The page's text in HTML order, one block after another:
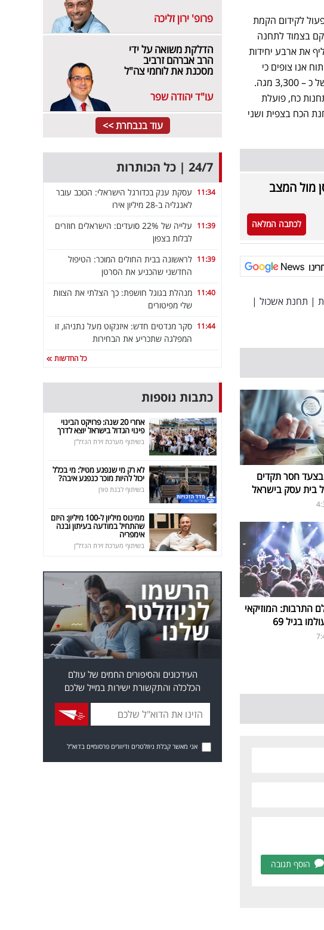
לפעול לקידום הקמת
יחידה ראשונה תוקם בצמוד לתחנה
יחידה שניה שתקום תחליף את ארבע יחידות
אנו צופים כי
בשנת 2030 נחזיק ונתפעל 6 יחידות ייצור מהמתקדמות והיעילות במשק עם הספק כולל של כ – 3,300 מגה.
כח, פועלת
הכח בצפית ושני
שקל: "חוסן מול המצב
לכתבה המלאה
| תחנת אשכול |
חסר תקדים
בית עסק בישראל
התרבות: המוזיקאי
בגיל 69
הוסף תגובה
פרופ' ירון זליכה
הדלקת משואה על ידי
הרב אברהם זרביב
מסכנת את לוחמי צה"ל
עו"ד יהודה שפר
עוד בנבחרת >>
24/7 | כל הכותרות
11:34 עסקת ענק בכדורגל הישראלי: הכוכב עובר
לאנגליה ב-28 מיליון אירו
11:39
עלייה של 22% סועדים: הישראלים חוזרים
לבלות בצפון
11:39 לראשונה בבית החולים המוכר: הטיפול
החדשני שהכניע את הסרטן
11:40 מנהלת בגוגל חושפת: כך הצלתי את הצוות
שלי מפיטורים
11:44 סקר מנדטים חדש: איזנקוט מעל נתניהו, זו
המפלגה שתכריע את הבחירות
כל החדשות
כתבות נוספות
אחרי 20 שנה: פרויקט הבינוי
פינוי הגדול בישראל יוצא לדרך
בשיתוף מערכת זירת הנדל"ן
לא רק מי שנפגע מטיל: מי בכלל
יכול להיות מוכר כנפגע איבה?
בשיתוף לבנת פורן
ממינוס מיליון ל-100 מיליון: היזם
שהתחיל במודעה בעיתון ובנה
אימפריה
בשיתוף מערכת זירת הנדל"ן
העידכונים והסיפורים החמים של עולם
הכלכלה והתקשורת ישירות במייל שלכם
אני מאשר קבלת ניוזלטרים ודיוורים פרסומיים בדוא"ל